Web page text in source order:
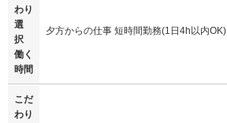
わり
選
択
働く
時間
夕方からの仕事 短時間勤務(1日4h以内OK)
こだ
わり